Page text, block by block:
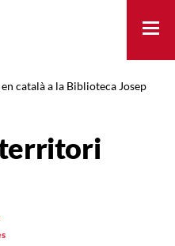
català a la Biblioteca Josep